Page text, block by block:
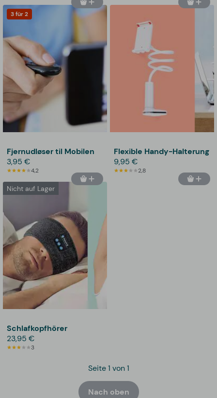
3 für 2
Fjernudløser til Mobilen
3,95 €
4,2
Flexible Handy-Halterung
9,95 €
2,8
Nicht auf Lager
Schlafkopfhörer
23,95 €
3
Seite 1 von 1
Nach oben